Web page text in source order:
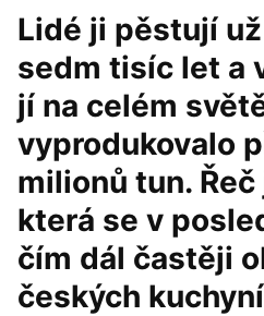
Lidé ji pěstují
sedm tisíc let a
jí na celém
vyprodukovalo
milionů tun.
která se v
čím dál častěji
českých